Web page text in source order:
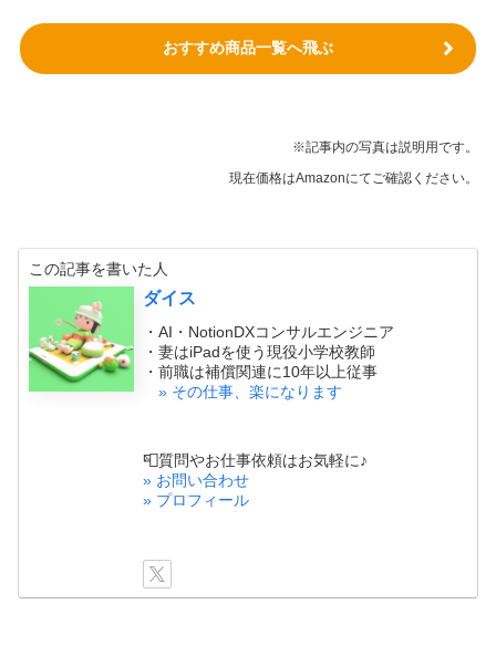
おすすめ商品一覧へ飛ぶ
※記事内の写真は説明用です。
現在価格はAmazonにてご確認ください。
この記事を書いた人
ダイス
・AI・NotionDXコンサルエンジニア
・妻はiPadを使う現役小学校教師
・前職は補償関連に10年以上従事
» その仕事、楽になります
📮質問やお仕事依頼はお気軽に♪
» お問い合わせ
» プロフィール